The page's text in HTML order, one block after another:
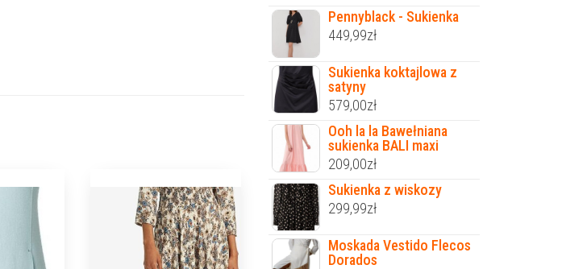
Pennyblack - Sukienka
449,99zł
Sukienka koktajlowa z
satyny
579,00zł
Ooh la la Bawełniana
sukienka BALI maxi
209,00zł
Sukienka z wiskozy
299,99zł
Moskada Vestido Flecos
Dorados